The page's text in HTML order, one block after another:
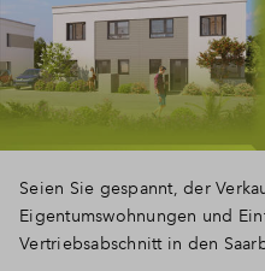
Seien Sie gespannt, der
Eigentumswohnungen und
Vertriebsabschnitt in den